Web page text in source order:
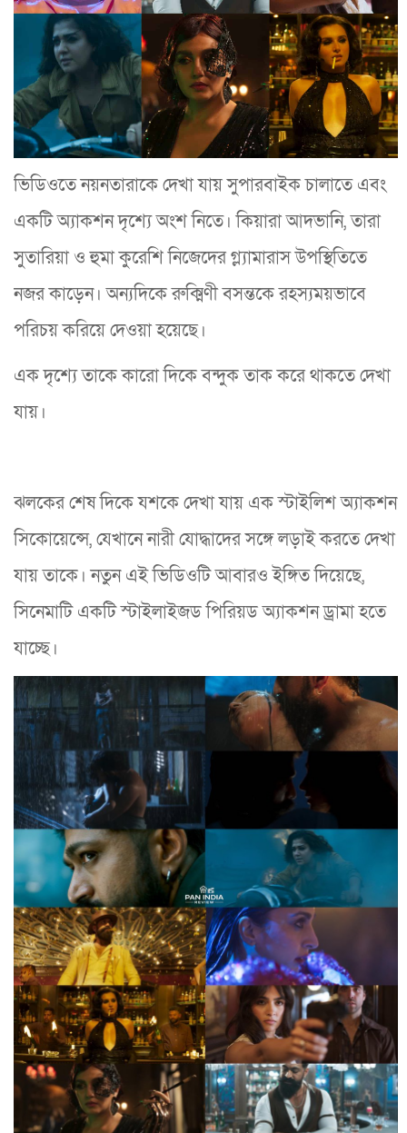
ভিডিওতে নয়নতারাকে দেখা যায় সুপারবাইক চালাতে এবং
একটি অ্যাকশন দৃশ্যে অংশ নিতে। কিয়ারা আদভানি, তারা
সুতারিয়া ও হুমা কুরেশি নিজেদের গ্ল্যামারাস উপস্থিতিতে
নজর কাড়েন। অন্যদিকে রুক্মিণী বসন্তকে রহস্যময়ভাবে
পরিচয় করিয়ে দেওয়া হয়েছে।
এক দৃশ্যে তাকে কারো দিকে বন্দুক তাক করে থাকতে দেখা
যায়।
ঝলকের শেষ দিকে যশকে দেখা যায় এক স্টাইলিশ অ্যাকশন
সিকোয়েন্সে, যেখানে নারী যোদ্ধাদের সঙ্গে লড়াই করতে দেখা
যায় তাকে। নতুন এই ভিডিওটি আবারও ইঙ্গিত দিয়েছে,
সিনেমাটি একটি স্টাইলাইজড পিরিয়ড অ্যাকশন ড্রামা হতে
যাচ্ছে।